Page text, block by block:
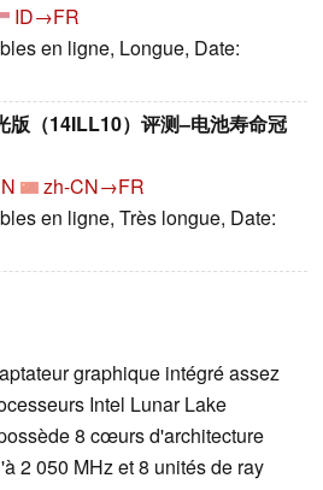
ID→FR
en ligne, Longue, Date:
版（14ILL10）评测–电池寿命冠
zh-CN→FR
en ligne, Très longue, Date:
graphique intégré assez
Intel Lunar Lake
8 cœurs d'architecture
2 050 MHz et 8 unités de ray